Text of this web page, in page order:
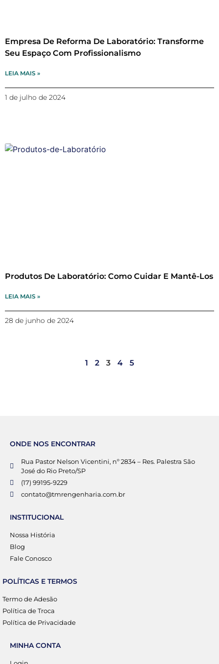
Empresa De Reforma De Laboratório: Transforme
Seu Espaço Com Profissionalismo
LEIA MAIS »
1 de julho de 2024
Produtos De Laboratório: Como Cuidar E Mantê-Los
LEIA MAIS »
28 de junho de 2024
1 2 3 4 5
ONDE NOS ENCONTRAR
Rua Pastor Nelson Vicentini, nº 2834 – Res. Palestra São
José do Rio Preto/SP
(17) 99195-9229
contato@tmrengenharia.com.br
INSTITUCIONAL
Nossa História
Blog
Fale Conosco
POLÍTICAS E TERMOS
Termo de Adesão
Política de Troca
Política de Privacidade
MINHA CONTA